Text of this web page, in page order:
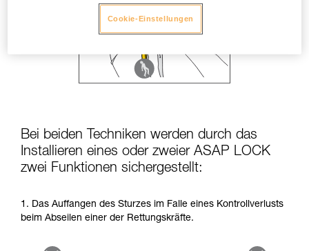
Bei beiden Techniken werden durch das
Installieren eines oder zweier ASAP LOCK
zwei Funktionen sichergestellt:
1. Das Auffangen des Sturzes im Falle eines Kontrollverlusts
beim Abseilen einer der Rettungskräfte.
Cookie-Einstellungen